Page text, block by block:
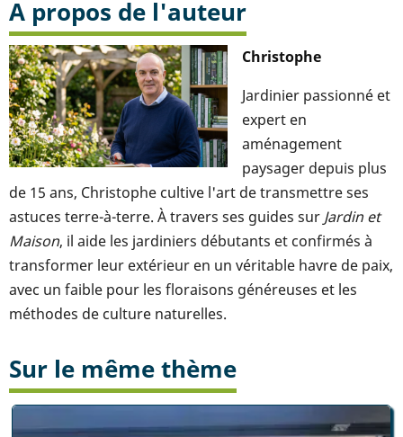
A propos de l'auteur
Christophe
Jardinier passionné et
expert en
aménagement
paysager depuis plus
de 15 ans, Christophe cultive l'art de transmettre ses
astuces terre-à-terre. À travers ses guides sur Jardin et
Maison, il aide les jardiniers débutants et confirmés à
transformer leur extérieur en un véritable havre de paix,
avec un faible pour les floraisons généreuses et les
méthodes de culture naturelles.
Sur le même thème